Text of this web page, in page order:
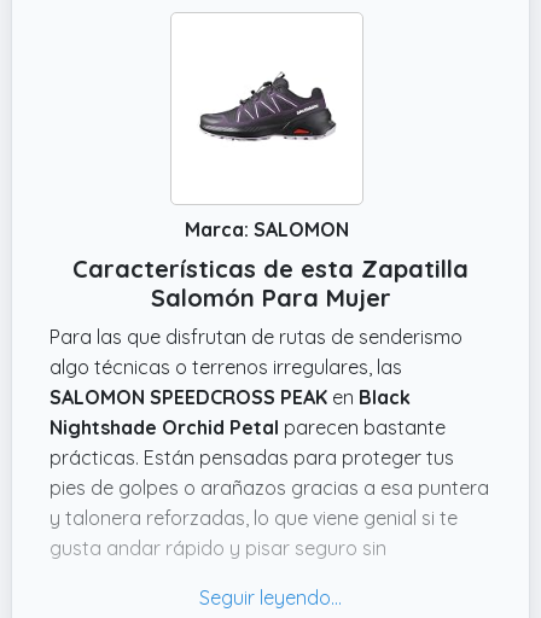
Marca: SALOMON
Características de esta Zapatilla
Salomón Para Mujer
Para las que disfrutan de rutas de senderismo
algo técnicas o terrenos irregulares, las
SALOMON SPEEDCROSS PEAK en Black
Nightshade Orchid Petal parecen bastante
prácticas. Están pensadas para proteger tus
pies de golpes o arañazos gracias a esa puntera
y talonera reforzadas, lo que viene genial si te
gusta andar rápido y pisar seguro sin
Además, el sistema SensiFit con Quicklace facilita